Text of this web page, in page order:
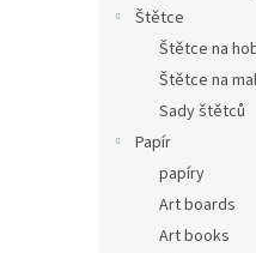
Štětce
Štětce na
Štětce na
Sady štětců
Papír
papíry
Art boards
Art books